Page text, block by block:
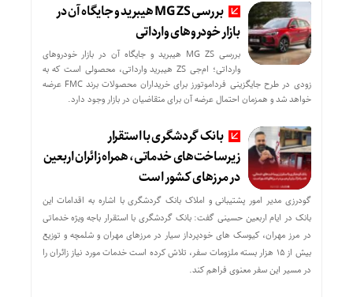
بررسی MG ZS هیبرید و جایگاه آن در
بازار خودروهای وارداتی
بررسی MG ZS هیبرید و جایگاه آن در بازار خودروهای
وارداتی؛ ام‌جی ZS هیبرید وارداتی، محصولی است که به
زودی در طرح جایگزینی فرداموتورز برای خریداران محصولات برند FMC عرضه
خواهد شد و همزمان احتمال عرضه آن برای متقاضیان در بازار وجود دارد.
بانک گردشگری با استقرار
زیرساخت‌های خدماتی، همراه زائران اربعین
در مرزهای کشور است
گودرزی مدیر امور پشتیبانی و املاک بانک گردشگری با اشاره به اقدامات این
بانک در ایام اربعین حسینی گفت: بانک گردشگری با استقرار باجه ویژه خدماتی
در مرز مهران، کیوسک های خودپرداز سیار در مرزهای مهران و شلمچه و توزیع
بیش از ۱۵ هزار بسته ملزومات سفر، تلاش کرده است خدمات مورد نیاز زائران را
در مسیر این سفر معنوی فراهم کند.